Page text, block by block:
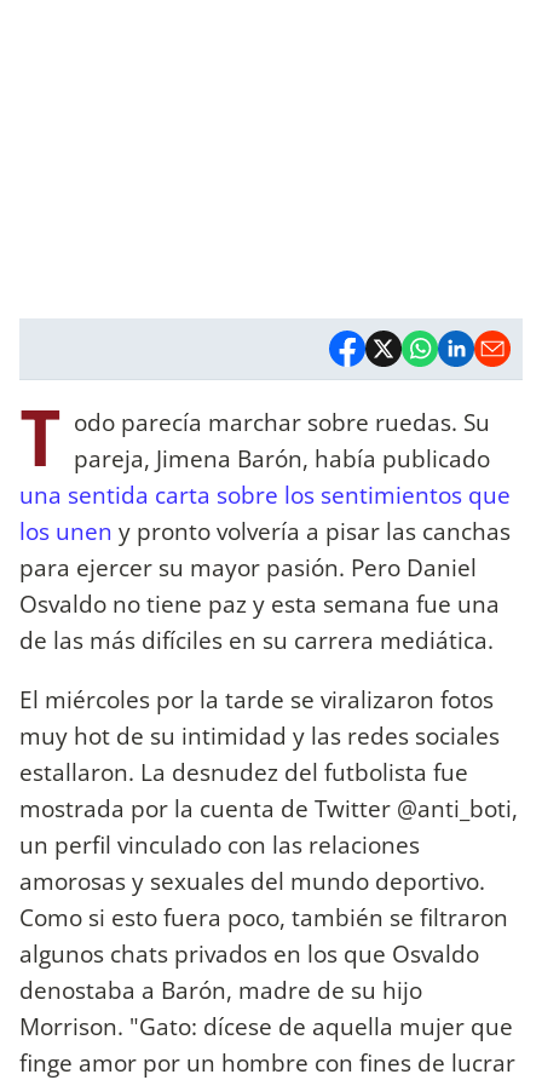
T odo parecía marchar sobre ruedas. Su
pareja, Jimena Barón, había publicado
una sentida carta sobre los sentimientos que
los unen y pronto volvería a pisar las canchas
para ejercer su mayor pasión. Pero Daniel
Osvaldo no tiene paz y esta semana fue una
de las más difíciles en su carrera mediática.
El miércoles por la tarde se viralizaron fotos
muy hot de su intimidad y las redes sociales
estallaron. La desnudez del futbolista fue
mostrada por la cuenta de Twitter @anti_boti,
un perfil vinculado con las relaciones
amorosas y sexuales del mundo deportivo.
Como si esto fuera poco, también se filtraron
algunos chats privados en los que Osvaldo
denostaba a Barón, madre de su hijo
Morrison. "Gato: dícese de aquella mujer que
finge amor por un hombre con fines de lucrar